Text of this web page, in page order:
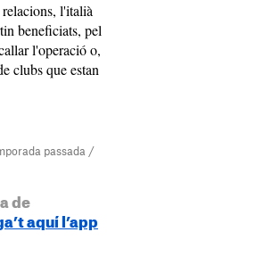
l'italià
beneficiats, pel
l'operació o,
clubs que estan
passada /
de
aquí l’app